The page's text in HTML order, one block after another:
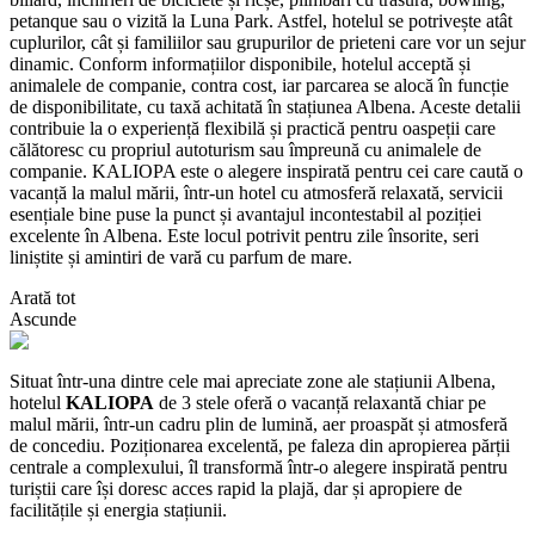
petanque sau o vizită la Luna Park. Astfel, hotelul se potrivește atât
cuplurilor, cât și familiilor sau grupurilor de prieteni care vor un sejur
dinamic. Conform informațiilor disponibile, hotelul acceptă și
animalele de companie, contra cost, iar parcarea se alocă în funcție
de disponibilitate, cu taxă achitată în stațiunea Albena. Aceste detalii
contribuie la o experiență flexibilă și practică pentru oaspeții care
călătoresc cu propriul autoturism sau împreună cu animalele de
companie. KALIOPA este o alegere inspirată pentru cei care caută o
vacanță la malul mării, într-un hotel cu atmosferă relaxată, servicii
esențiale bine puse la punct și avantajul incontestabil al poziției
excelente în Albena. Este locul potrivit pentru zile însorite, seri
liniștite și amintiri de vară cu parfum de mare.
Arată tot
Ascunde
Situat într-una dintre cele mai apreciate zone ale stațiunii Albena,
hotelul KALIOPA de 3 stele oferă o vacanță relaxantă chiar pe
malul mării, într-un cadru plin de lumină, aer proaspăt și atmosferă
de concediu. Poziționarea excelentă, pe faleza din apropierea părții
centrale a complexului, îl transformă într-o alegere inspirată pentru
turiștii care își doresc acces rapid la plajă, dar și apropiere de
facilitățile și energia stațiunii.